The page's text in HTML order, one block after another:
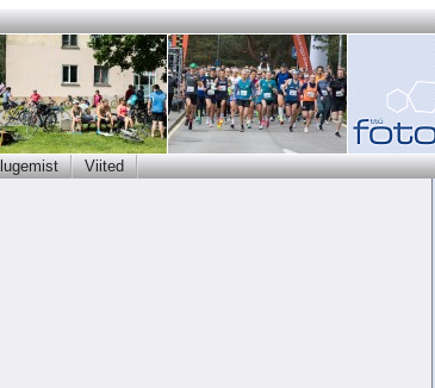
Viited